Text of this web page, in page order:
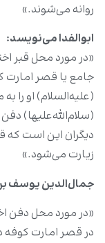
روانه می‌شوند.»
ابوالفدا می‌نویسد:
«در مورد محل قبر
جامع یا قصر
(علیه‌السلام) او را
(سلام‌الله‌علیها)
دیگران این است که
زیارت می‌شود.»
جمال‌الدین یوسف
«در مورد محل دفن
در قصر امارت کوفه